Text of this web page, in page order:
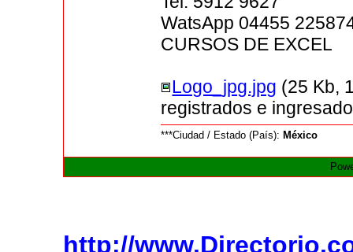
WatsApp 04455
CURSOS DE EXCEL
Logo_jpg.jpg (25 Kb,
registrados e
***Ciudad / Estado (País): México
http://